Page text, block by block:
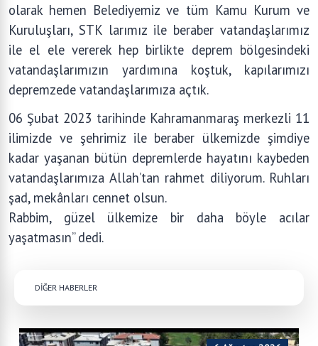
olarak hemen Belediyemiz ve tüm Kamu Kurum ve
Kuruluşları, STK larımız ile beraber vatandaşlarımız
ile el ele vererek hep birlikte deprem bölgesindeki
vatandaşlarımızın yardımına koştuk, kapılarımızı
depremzede vatandaşlarımıza açtık.
06 Şubat 2023 tarihinde Kahramanmaraş merkezli 11
ilimizde ve şehrimiz ile beraber ülkemizde şimdiye
kadar yaşanan bütün depremlerde hayatını kaybeden
vatandaşlarımıza Allah’tan rahmet diliyorum. Ruhları
şad, mekânları cennet olsun.
Rabbim, güzel ülkemize bir daha böyle acılar
yaşatmasın” dedi.
DİĞER HABERLER